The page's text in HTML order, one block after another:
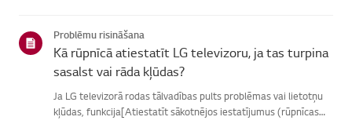
Problēmu risināšana
Kā rūpnīcā atiestatīt LG televizoru, ja tas turpina
sasalst vai rāda kļūdas?
Ja LG televizorā rodas tālvadības pults problēmas vai lietotņu
kļūdas, funkcija[Atiestatīt sākotnējos iestatījumus (rūpnīcas